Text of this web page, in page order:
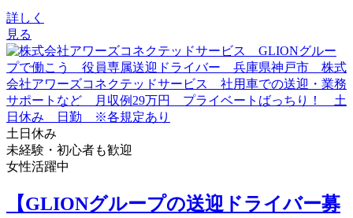
詳しく
見る
土日休み
未経験・初心者も歓迎
女性活躍中
【GLIONグループの送迎ドライバー募